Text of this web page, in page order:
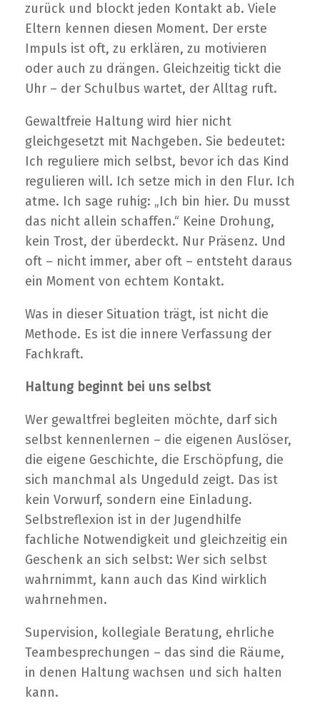
zurück und blockt jeden Kontakt ab. Viele
Eltern kennen diesen Moment. Der erste
Impuls ist oft, zu erklären, zu motivieren
oder auch zu drängen. Gleichzeitig tickt die
Uhr – der Schulbus wartet, der Alltag ruft.
Gewaltfreie Haltung wird hier nicht
gleichgesetzt mit Nachgeben. Sie bedeutet:
Ich reguliere mich selbst, bevor ich das Kind
regulieren will. Ich setze mich in den Flur. Ich
atme. Ich sage ruhig: „Ich bin hier. Du musst
das nicht allein schaffen.“ Keine Drohung,
kein Trost, der überdeckt. Nur Präsenz. Und
oft – nicht immer, aber oft – entsteht daraus
ein Moment von echtem Kontakt.
Was in dieser Situation trägt, ist nicht die
Methode. Es ist die innere Verfassung der
Fachkraft.
Haltung beginnt bei uns selbst
Wer gewaltfrei begleiten möchte, darf sich
selbst kennenlernen – die eigenen Auslöser,
die eigene Geschichte, die Erschöpfung, die
sich manchmal als Ungeduld zeigt. Das ist
kein Vorwurf, sondern eine Einladung.
Selbstreflexion ist in der Jugendhilfe
fachliche Notwendigkeit und gleichzeitig ein
Geschenk an sich selbst: Wer sich selbst
wahrnimmt, kann auch das Kind wirklich
wahrnehmen.
Supervision, kollegiale Beratung, ehrliche
Teambesprechungen – das sind die Räume,
in denen Haltung wachsen und sich halten
kann.